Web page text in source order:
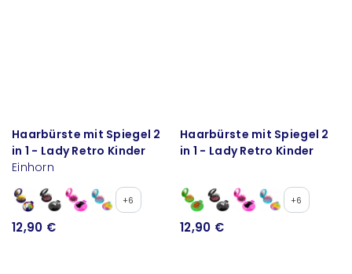
Haarbürste mit Spiegel 2
in 1 - Lady Retro Kinder
Einhorn
+6
12,90 €
Haarbürste mit Spiegel 2
in 1 - Lady Retro Kinder
+6
12,90 €